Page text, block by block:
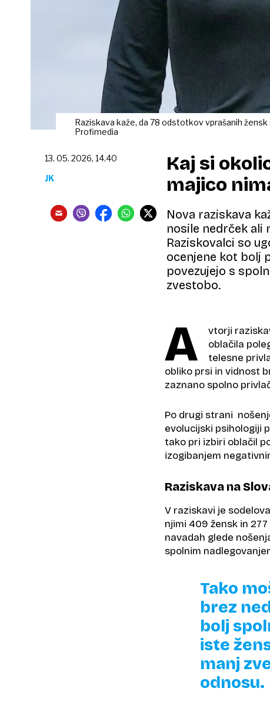
Raziskava kaže, da 78 odstotkov vprašanih
Profimedia
Kaj si
majico
Nova raziskava
nosile nedrček ali
Raziskovalci so
ocenjene kot bolj
povezujejo s
zvestobo.
13. 05. 2026, 14.40
JK
A vtorji
oblačila
telesne
obliko prsi in vidnost
zaznano spolno
Po drugi strani
evolucijski psihologiji
tako pri izbiri oblačil
izogibanjem
Raziskava na
V raziskavi je
njimi 409 žensk in
navadah glede
spolnim
Tako
brez
bolj
iste
manj
odnosu.